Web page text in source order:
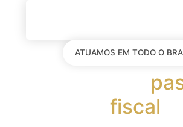
ATUAMOS EM TODO O
fiscal